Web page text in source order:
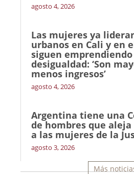
agosto 4, 2026
Las mujeres ya
urbanos en Cali y en
siguen emprendiendo
desigualdad: ‘Son
menos ingresos’
agosto 4, 2026
Argentina tiene una
de hombres que aleja
a las mujeres de la
agosto 3, 2026
Más